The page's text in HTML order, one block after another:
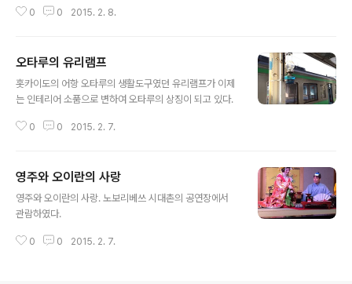
0 0 2015. 2. 8.
오타루의 유리램프
​​홋카이도의 어항 오타루의 생활도구였던 유리램프가 이제
는 인테리어 소품으로 변하여 오타루의 상징이 되고 있다. ​​
0 0 2015. 2. 7.
영주와 오이란의 사랑
​​영주와 오이란의 사랑. 노보리베쓰 시대촌의 공연장에서
관람하였다. ​​​
0 0 2015. 2. 7.